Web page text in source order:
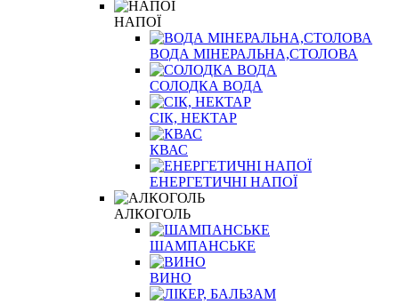
НАПОЇ
ВОДА МІНЕРАЛЬНА,СТОЛОВА
СОЛОДКА ВОДА
СІК, НЕКТАР
КВАС
ЕНЕРГЕТИЧНІ НАПОЇ
АЛКОГОЛЬ
ШАМПАНСЬКЕ
ВИНО